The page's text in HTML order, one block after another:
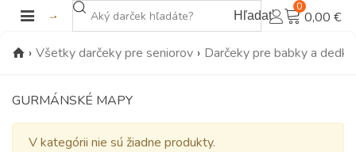
Hľadať
0
0,00 €
› Všetky darčeky pre seniorov › Darčeky pre babky a
GURMÁNSKÉ MAPY
V kategórii nie sú žiadne produkty.